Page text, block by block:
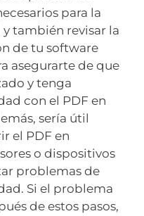
para la
también revisar la
de tu software
asegurarte de que
y tenga
con el PDF en
sería útil
el PDF en
o dispositivos
problemas de
Si el problema
de estos pasos,